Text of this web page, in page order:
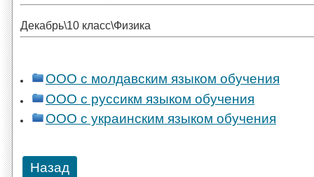
Декабрь\10 класс\Физика
ООО с молдавским языком обучения
ООО с руссикм языком обучения
ООО с украинским языком обучения
Назад